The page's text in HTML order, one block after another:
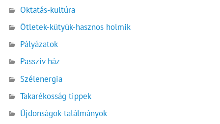
Oktatás-kultúra
Ötletek-kütyük-hasznos holmik
Pályázatok
Passzív ház
Szélenergia
Takarékosság tippek
Újdonságok-találmányok